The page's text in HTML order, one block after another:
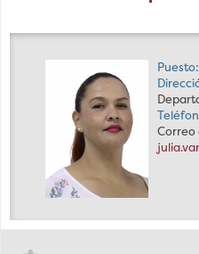
Puesto:
Correo